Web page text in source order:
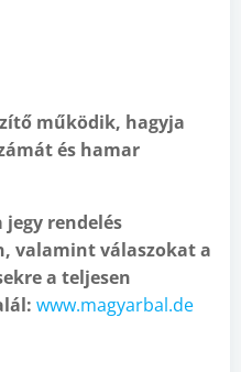
működik, hagyja
és hamar
rendelés
valamint válaszokat a
a teljesen
www.magyarbal.de